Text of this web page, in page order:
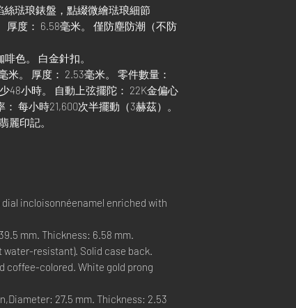
絲琺琅錶盤，點綴微繪琺琅細節
厚度： 6.58毫米。 僅防塵防潮（不防
色。 白金針扣。
米。 厚度： 2.53毫米。 零件數量：
48小時。 自動上弦擺陀： 22K金偏心
每小時21,600次半擺動（3赫茲）。
麗印記。
incloisonnéenamel enriched with
mm. Thickness: 6.58 mm.
resistant). Solid case back.
coffee-colored. White gold prong
27.5 mm. Thickness: 2.53